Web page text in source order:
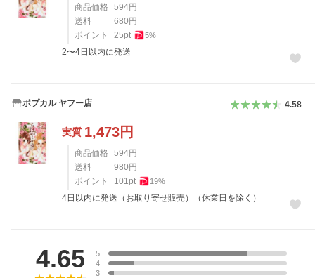
商品価格 594円
送料
680 円
ポイント
25pt 5%
2〜4日以内に発送
ポプカル ヤフー店 4.58
実質 1,473円
商品価格 594円
送料
980 円
ポイント
101pt 19%
4日以内に発送（お取り寄せ販売）（休業日を除く）
4.65
5
4
3